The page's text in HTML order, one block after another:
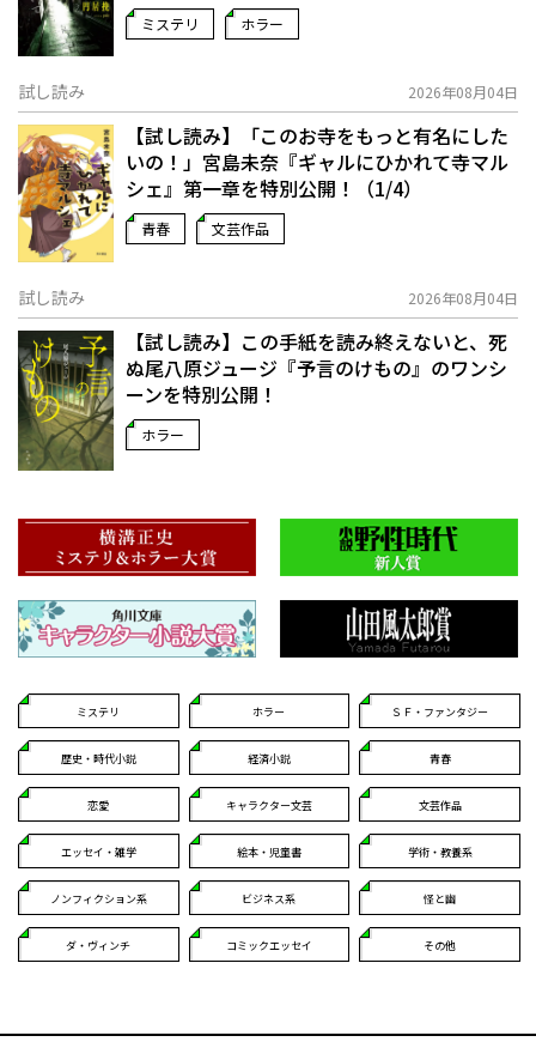
ミステリ ホラー
試し読み 2026年08月04日
【試し読み】「このお寺をもっと有名にした
いの！」宮島未奈『ギャルにひかれて寺マル
シェ』第一章を特別公開！（1/4）
青春 文芸作品
試し読み 2026年08月04日
【試し読み】この手紙を読み終えないと、死
ぬ――尾八原ジュージ『予言のけもの』のワンシ
ーンを特別公開！
ホラー
ミステリ ホラー ＳＦ・ファンタジー
歴史・時代小説 経済小説 青春
恋愛 キャラクター文芸 文芸作品
エッセイ・雑学 絵本・児童書 学術・教養系
ノンフィクション系 ビジネス系 怪と幽
ダ・ヴィンチ コミックエッセイ その他